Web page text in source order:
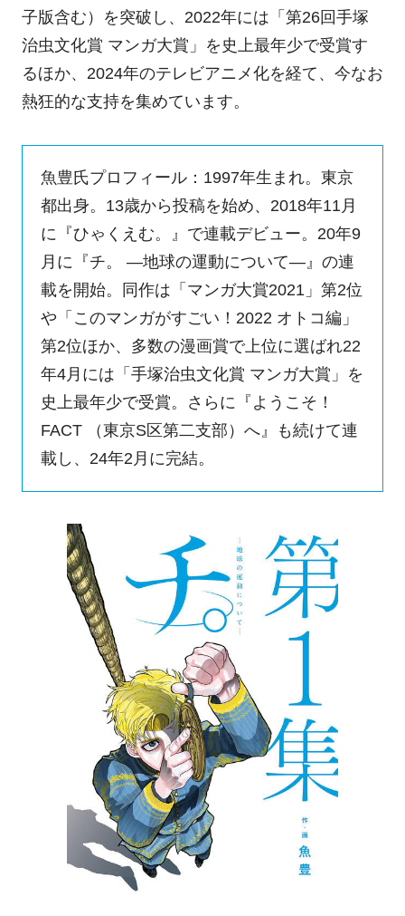
子版含む）を突破し、2022年には「第26回手塚
治虫文化賞 マンガ大賞」を史上最年少で受賞す
るほか、2024年のテレビアニメ化を経て、今なお
熱狂的な支持を集めています。
魚豊氏プロフィール：1997年生まれ。東京
都出身。13歳から投稿を始め、2018年11月
に『ひゃくえむ。』で連載デビュー。20年9
月に『チ。 ―地球の運動について―』の連
載を開始。同作は「マンガ大賞2021」第2位
や「このマンガがすごい！2022 オトコ編」
第2位ほか、多数の漫画賞で上位に選ばれ22
年4月には「手塚治虫文化賞 マンガ大賞」を
史上最年少で受賞。さらに『ようこそ！
FACT （東京S区第二支部）へ』も続けて連
載し、24年2月に完結。